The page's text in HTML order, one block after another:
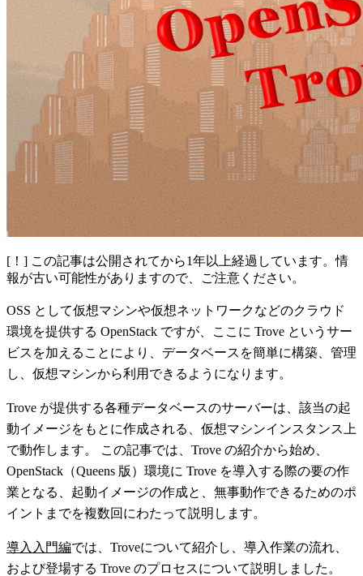
[！] この記事は公開されてから1年以上経過しています。情
報が古い可能性がありますので、ご注意ください。
OSS として仮想マシンや仮想ネットワークなどのクラウド
環境を提供する OpenStack ですが、ここに Trove というサー
ビスを加えることにより、データベースを簡単に構築、管理
し、仮想マシンから利用できるようになります。
Trove が提供する各種データベースのサーバーは、該当の起
動イメージをもとに作成される、仮想マシンインスタンス上
で動作します。 この記事では、Trove の紹介から始め、
OpenStack（Queens 版）環境に Trove を導入する際の要の作
業となる、起動イメージの作成と、無事動作できるためのポ
イントまでを複数回にわたって説明します。
導入入門編では、Troveについて紹介し、導入作業の流れ、
および登場する Trove のプロセスについて説明しました。